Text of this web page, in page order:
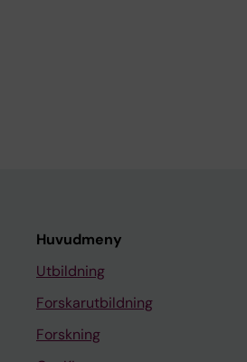
Huvudmeny
Utbildning
Forskarutbildning
Forskning